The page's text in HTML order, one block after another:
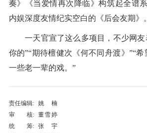
奏》《当爱情再次降临》构筑起全谱
内娱深度友情纪实空白的《后会友期》。
一天官宣了这么多项目，不少网友
你的”“期待檀健次《何不同舟渡》”“
一些老一辈的戏。”
责任编辑: 姚楠
审 核: 董雪婷
统 筹: 张宇